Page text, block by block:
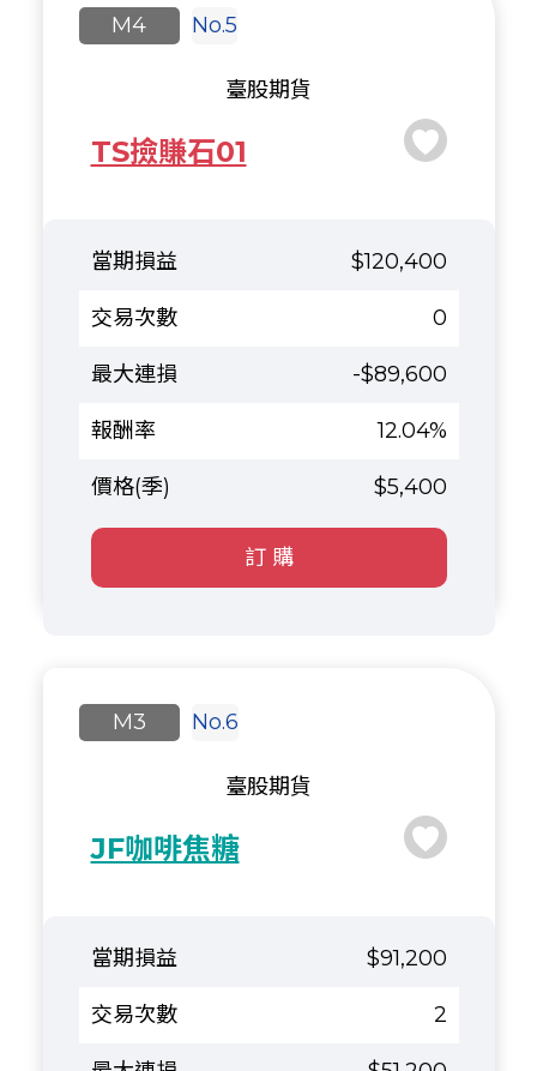
No.5
TS撿賺石01
臺股期貨
M4
$120,400
0
-$89,600
12.04%
$5,400
訂 購
No.6
JF咖啡焦糖
臺股期貨
M3
$91,200
2